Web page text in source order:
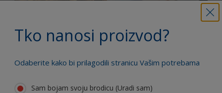
odvojila. Što se
dogodilo?
premaz ne
ne?
dodajemo
Epiglass smolu?
Tko nanosi proizvod?
Odaberite kako bi prilagodili stranicu Vašim potrebama
Sam bojam svoju brodicu (Uradi sam)